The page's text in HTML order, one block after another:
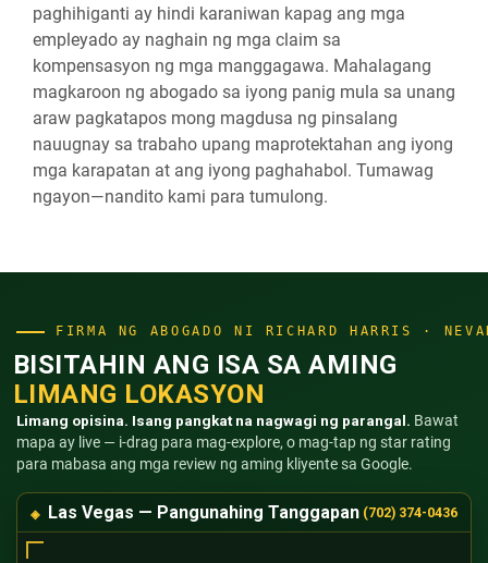
paghihiganti ay hindi karaniwan kapag ang mga
empleyado ay naghain ng mga claim sa
kompensasyon ng mga manggagawa. Mahalagang
magkaroon ng abogado sa iyong panig mula sa unang
araw pagkatapos mong magdusa ng pinsalang
nauugnay sa trabaho upang maprotektahan ang iyong
mga karapatan at ang iyong paghahabol. Tumawag
ngayon—nandito kami para tumulong.
FIRMA NG ABOGADO NI RICHARD HARRIS ·
BISITAHIN ANG ISA SA AMING
LIMANG LOKASYON
Limang opisina. Isang pangkat na nagwagi ng parangal. Bawat
mapa ay live — i-drag para mag-explore, o mag-tap ng star rating
para mabasa ang mga review ng aming kliyente sa Google.
Las Vegas — Pangunahing Tanggapan (702) 374-0436